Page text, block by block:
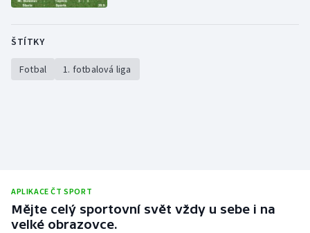
ŠTÍTKY
Fotbal 1. fotbalová liga
APLIKACE ČT SPORT
Mějte celý sportovní svět vždy u sebe i na
velké obrazovce.